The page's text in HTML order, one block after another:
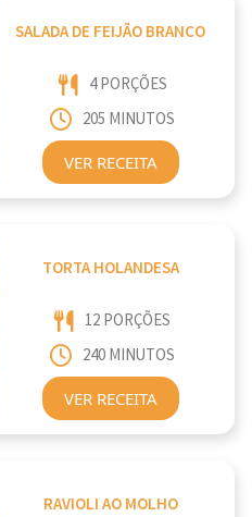
SALADA DE FEIJÃO BRANCO
4 PORÇÕES
205 MINUTOS
VER RECEITA
TORTA HOLANDESA
12 PORÇÕES
240 MINUTOS
VER RECEITA
RAVIOLI AO MOLHO